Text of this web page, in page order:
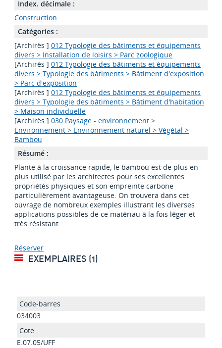
Index. décimale :
Construction
Catégories :
[Archirès ] 012 Typologie des bâtiments et équipements
divers > Installation de loisirs > Parc zoologique
[Archirès ] 012 Typologie des bâtiments et équipements
divers > Typologie des bâtiments > Bâtiment d'exposition
> Parc d'exposition
[Archirès ] 012 Typologie des bâtiments et équipements
divers > Typologie des bâtiments > Bâtiment d'habitation
> Maison individuelle
[Archirès ] 030 Paysage - environnement >
Environnement > Environnement naturel > Végétal >
Bambou
Résumé :
Plante à la croissance rapide, le bambou est de plus en
plus utilisé par les architectes pour ses excellentes
propriétés physiques et son empreinte carbone
particulièrement avantageuse. On trouvera dans cet
ouvrage de nombreux exemples illustrant les diverses
applications possibles de ce matériau à la fois léger et
très résistant.
Réserver
EXEMPLAIRES (1)
034003
E.07.05/UFF